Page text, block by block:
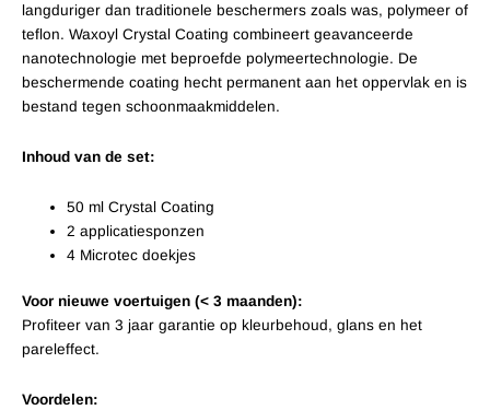
langduriger dan traditionele beschermers zoals was, polymeer of
teflon. Waxoyl Crystal Coating combineert geavanceerde
nanotechnologie met beproefde polymeertechnologie. De
beschermende coating hecht permanent aan het oppervlak en is
bestand tegen schoonmaakmiddelen.
Inhoud van de set:
50 ml Crystal Coating
2 applicatiesponzen
4 Microtec doekjes
Voor nieuwe voertuigen (< 3 maanden):
Profiteer van 3 jaar garantie op kleurbehoud, glans en het
pareleffect.
Voordelen: